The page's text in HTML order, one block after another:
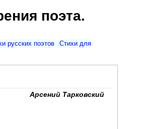
поэта.
русских поэтов
Стихи для
Арсений Тарковский